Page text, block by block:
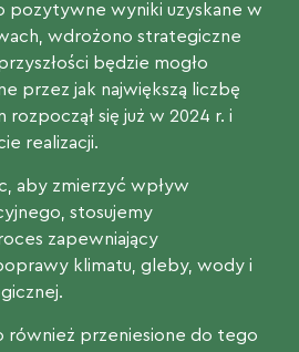
pozytywne wyniki uzyskane w
wdrożono strategiczne
będzie mogło
przez jak największą liczbę
się już w 2024 r. i
realizacji.
aby zmierzyć wpływ
stosujemy
zapewniający
klimatu, gleby, wody i
również przeniesione do tego